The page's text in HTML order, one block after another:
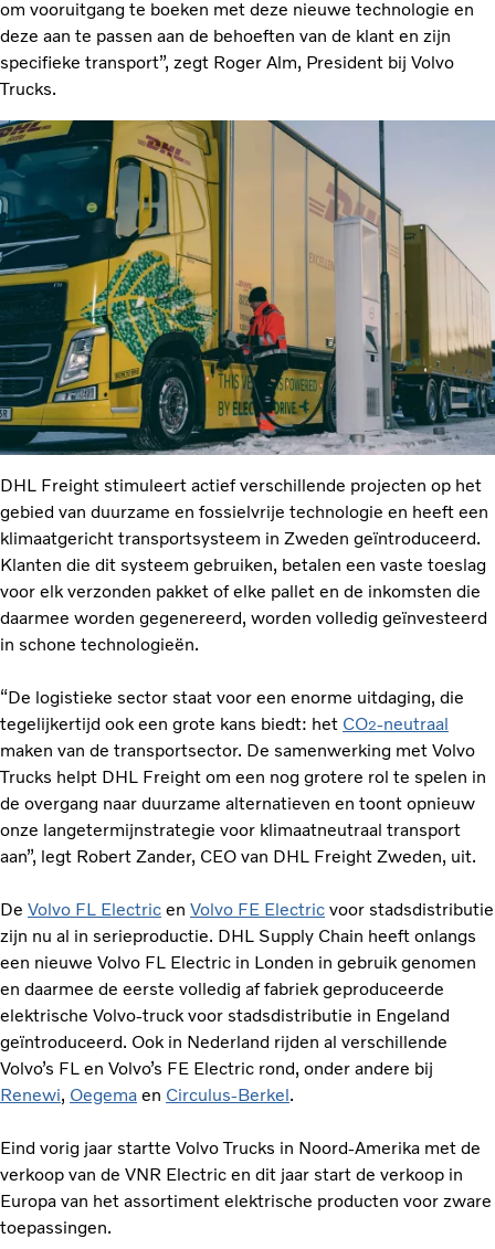
om vooruitgang te boeken met deze nieuwe technologie en
deze aan te passen aan de behoeften van de klant en zijn
specifieke transport”, zegt Roger Alm, President bij Volvo
Trucks.
DHL Freight stimuleert actief verschillende projecten op het
gebied van duurzame en fossielvrije technologie en heeft een
klimaatgericht transportsysteem in Zweden geïntroduceerd.
Klanten die dit systeem gebruiken, betalen een vaste toeslag
voor elk verzonden pakket of elke pallet en de inkomsten die
daarmee worden gegenereerd, worden volledig geïnvesteerd
in schone technologieën.
“De logistieke sector staat voor een enorme uitdaging, die
tegelijkertijd ook een grote kans biedt: het CO2-neutraal
maken van de transportsector. De samenwerking met Volvo
Trucks helpt DHL Freight om een nog grotere rol te spelen in
de overgang naar duurzame alternatieven en toont opnieuw
onze langetermijnstrategie voor klimaatneutraal transport
aan”, legt Robert Zander, CEO van DHL Freight Zweden, uit.
De Volvo FL Electric en Volvo FE Electric voor stadsdistributie
zijn nu al in serieproductie. DHL Supply Chain heeft onlangs
een nieuwe Volvo FL Electric in Londen in gebruik genomen
en daarmee de eerste volledig af fabriek geproduceerde
elektrische Volvo-truck voor stadsdistributie in Engeland
geïntroduceerd. Ook in Nederland rijden al verschillende
Volvo’s FL en Volvo’s FE Electric rond, onder andere bij
Renewi, Oegema en Circulus-Berkel.
Eind vorig jaar startte Volvo Trucks in Noord-Amerika met de
verkoop van de VNR Electric en dit jaar start de verkoop in
Europa van het assortiment elektrische producten voor zware
toepassingen.